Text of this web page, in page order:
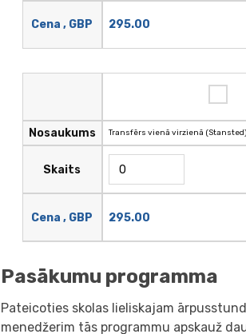
Cena , GBP 295.00
Nosaukums
Skaits
Cena , GBP
Transfērs vienā virzienā (Stansted)
295.00
Pasākumu programma
Pateicoties skolas lieliskajam
menedžerim tās programmu apskauž